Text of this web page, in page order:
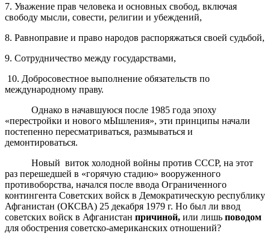
7. Уважение прав человека и основных свобод, включая
свободу мысли, совести, религии и убеждений,
8. Равноправие и право народов распоряжаться своей судьбой,
9. Сотрудничество между государствами,
10. Добросовестное выполнение обязательств по
международному праву.
Однако в начавшуюся после 1985 года эпоху
«перестройки и нового мЫшления», эти принципы начали
постепенно пересматриваться, размываться и
демонтироваться.
Новый виток холодной войны против СССР, на этот
раз перешедшей в «горячую стадию» вооруженного
противоборства, начался после ввода Ограниченного
контингента Советских войск в Демократическую республику
Афганистан (ОКСВА) 25 декабря 1979 г. Но был ли ввод
советских войск в Афганистан причиной, или лишь поводом
для обострения советско-американских отношений?